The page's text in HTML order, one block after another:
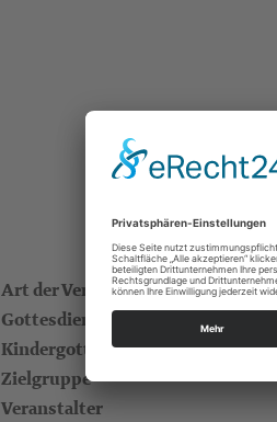
Art der Veranstaltung
Gottesdienstleitende
Kindergottesdienst
Zielgruppe
Veranstalter